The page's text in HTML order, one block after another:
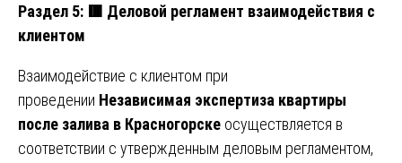
Раздел 5: 🟥 Деловой регламент взаимодействия с
клиентом
Взаимодействие с клиентом при
проведении Независимая экспертиза квартиры
после залива в Красногорске осуществляется в
соответствии с утвержденным деловым регламентом,